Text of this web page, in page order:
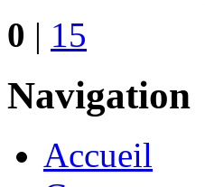
0 | 15
Navigation
Accueil